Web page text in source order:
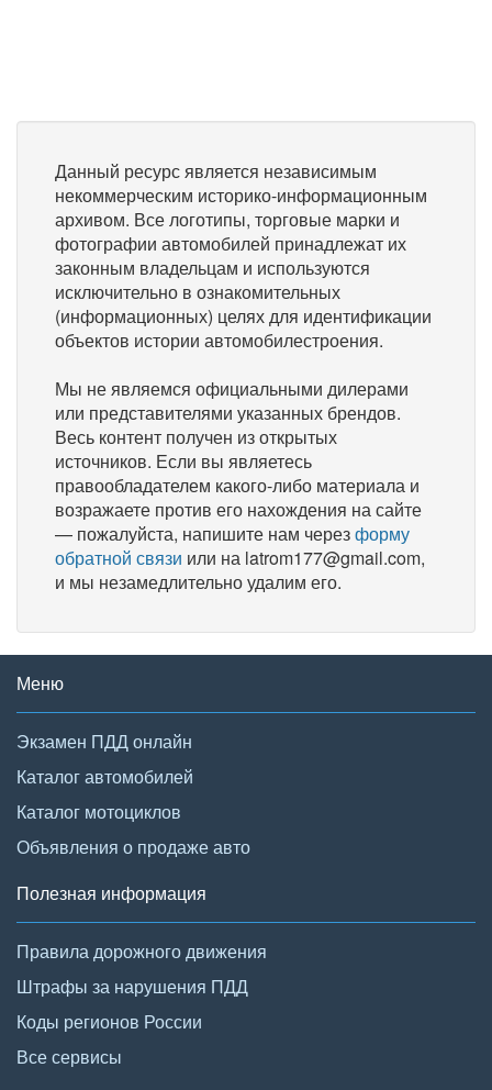
Данный ресурс является независимым
некоммерческим историко-информационным
архивом. Все логотипы, торговые марки и
фотографии автомобилей принадлежат их
законным владельцам и используются
исключительно в ознакомительных
(информационных) целях для идентификации
объектов истории автомобилестроения.
Мы не являемся официальными дилерами
или представителями указанных брендов.
Весь контент получен из открытых
источников. Если вы являетесь
правообладателем какого-либо материала и
возражаете против его нахождения на сайте
— пожалуйста, напишите нам черезформу
обратной связи или на latrom177@gmail.com,
и мы незамедлительно удалим его.
Меню
Экзамен ПДД онлайн
Каталог автомобилей
Каталог мотоциклов
Объявления о продаже авто
Полезная информация
Правила дорожного движения
Штрафы за нарушения ПДД
Коды регионов России
Все сервисы